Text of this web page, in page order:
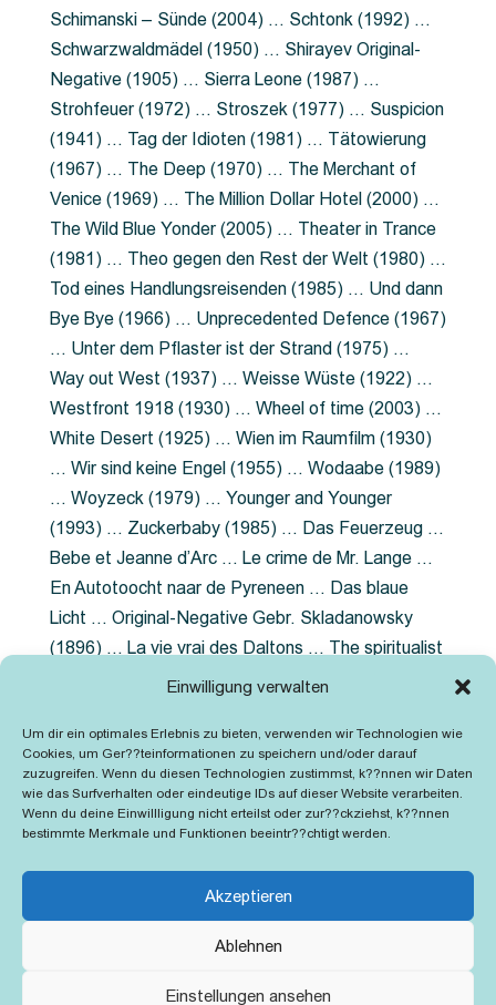
Einwilligung verwalten
Um dir ein optimales Erlebnis zu bieten, verwenden wir Technologien wie
Cookies, um Ger??teinformationen zu speichern und/oder darauf
zuzugreifen. Wenn du diesen Technologien zustimmst, k??nnen wir Daten
wie das Surfverhalten oder eindeutige IDs auf dieser Website verarbeiten.
Wenn du deine Einwillligung nicht erteilst oder zur??ckziehst, k??nnen
bestimmte Merkmale und Funktionen beeintr??chtigt werden.
Akzeptieren
Ablehnen
Einstellungen ansehen
Schimanski – Sünde (2004) … Schtonk (1992) …
Schwarzwaldmädel (1950) … Shirayev Original-
Negative (1905) … Sierra Leone (1987) …
Strohfeuer (1972) … Stroszek (1977) … Suspicion
(1941) … Tag der Idioten (1981) … Tätowierung
(1967) … The Deep (1970) … The Merchant of
Venice (1969) … The Million Dollar Hotel (2000) …
The Wild Blue Yonder (2005) … Theater in Trance
(1981) … Theo gegen den Rest der Welt (1980) …
Tod eines Handlungsreisenden (1985) … Und dann
Bye Bye (1966) … Unprecedented Defence (1967)
… Unter dem Pflaster ist der Strand (1975) …
Way out West (1937) … Weisse Wüste (1922) …
Westfront 1918 (1930) … Wheel of time (2003) …
White Desert (1925) … Wien im Raumfilm (1930)
… Wir sind keine Engel (1955) … Wodaabe (1989)
… Woyzeck (1979) … Younger and Younger
(1993) … Zuckerbaby (1985) … Das Feuerzeug …
Bebe et Jeanne d’Arc … Le crime de Mr. Lange …
En Autotoocht naar de Pyreneen … Das blaue
Licht … Original-Negative Gebr. Skladanowsky
(1896) … La vie vrai des Daltons … The spiritualist
photographer … Feuer im Fjord … The Song of the
Grubenlampe … Tolstoy … Grün ist die Heide …
Lady Hamilton … Mütter verzaget nicht …
Ruttmann Werbefilme